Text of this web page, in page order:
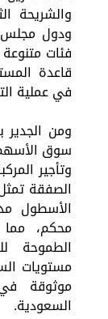
والشريحة
ودول مجلس
فئات
قاعدة
في عملية
ومن
سوق
وتأجير
الصفقة
الأسطول
محكم،
الطموحة
مستويات
موثوقة
السعودية.